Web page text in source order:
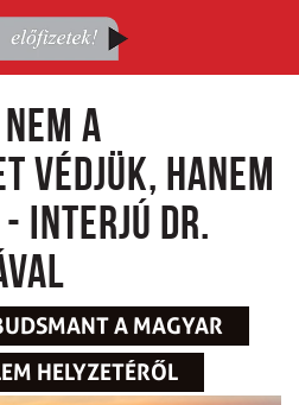
a
védjük, hanem
- interjú Dr.
A MAGYAR
HELYZETÉRŐL